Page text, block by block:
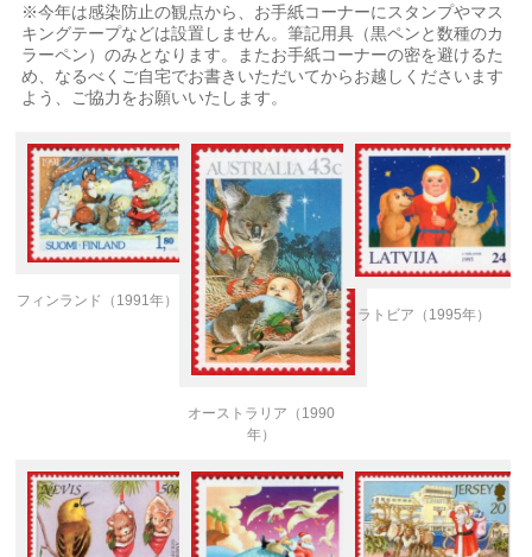
※今年は感染防止の観点から、お手紙コーナーにスタンプやマス
キングテープなどは設置しません。筆記用具（黒ペンと数種のカ
ラーペン）のみとなります。またお手紙コーナーの密を避けるた
め、なるべくご自宅でお書きいただいてからお越しくださいます
よう、ご協力をお願いいたします。
フィンランド（1991年）
オーストラリア（1990
年）
ラトビア（1995年）